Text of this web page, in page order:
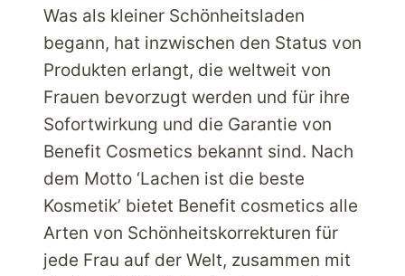
Was als kleiner Schönheitsladen
begann, hat inzwischen den Status von
Produkten erlangt, die weltweit von
Frauen bevorzugt werden und für ihre
Sofortwirkung und die Garantie von
Benefit Cosmetics bekannt sind. Nach
dem Motto ‘Lachen ist die beste
Kosmetik’ bietet Benefit cosmetics alle
Arten von Schönheitskorrekturen für
jede Frau auf der Welt, zusammen mit